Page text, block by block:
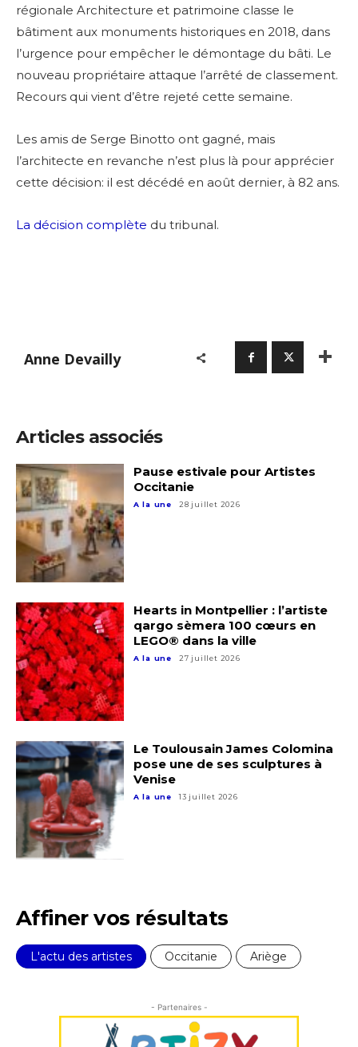
Nom
Prénom
Statut / Organisation
J'accepte lestermes et conditions
* Champ obligatoire
Adresse email*
Prénom
Statut / Organisation
J'accepte lestermes et conditions
* Champ obligatoire
régionale Architecture et patrimoine classe le
bâtiment aux monuments historiques en 2018, dans
l’urgence pour empêcher le démontage du bâti. Le
nouveau propriétaire attaque l’arrêté de classement.
Recours qui vient d’être rejeté cette semaine.
Les amis de Serge Binotto ont gagné, mais
l’architecte en revanche n’est plus là pour apprécier
cette décision: il est décédé en août dernier, à 82 ans.
La décision complète du tribunal.
Anne Devailly
Articles associés
Pause estivale pour Artistes
Occitanie
A la une 28 juillet 2026
Hearts in Montpellier : l’artiste
qargo sèmera 100 cœurs en
LEGO® dans la ville
A la une 27 juillet 2026
Le Toulousain James Colomina
pose une de ses sculptures à
Venise
A la une 13 juillet 2026
Affiner vos résultats
L'actu des artistes Occitanie Ariège
- Partenaires -